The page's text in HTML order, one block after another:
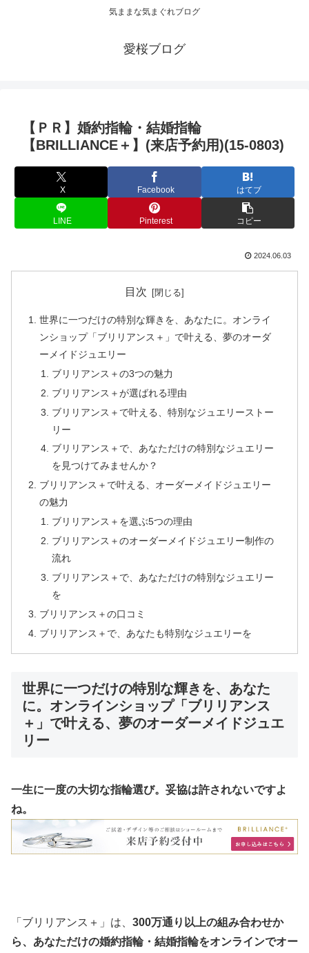
気ままな気まぐれブログ
愛桜ブログ
【ＰＲ】婚約指輪・結婚指輪
【BRILLIANCE＋】(来店予約用)(15-0803)
X Facebook はてブ
LINE Pinterest コピー
2024.06.03
目次
世界に一つだけの特別な輝きを、あなたに。オンライ
ンショップ「ブリリアンス＋」で叶える、夢のオーダ
ーメイドジュエリー
ブリリアンス＋の3つの魅力
ブリリアンス＋が選ばれる理由
ブリリアンス＋で叶える、特別なジュエリーストー
リー
ブリリアンス＋で、あなただけの特別なジュエリー
を見つけてみませんか？
ブリリアンス＋で叶える、オーダーメイドジュエリー
の魅力
ブリリアンス＋を選ぶ5つの理由
ブリリアンス＋のオーダーメイドジュエリー制作の
流れ
ブリリアンス＋で、あなただけの特別なジュエリー
を
ブリリアンス＋の口コミ
ブリリアンス＋で、あなたも特別なジュエリーを
世界に一つだけの特別な輝きを、あなた
に。オンラインショップ「ブリリアンス
＋」で叶える、夢のオーダーメイドジュエ
リー
一生に一度の大切な指輪選び。妥協は許されないですよ
ね。
「ブリリアンス＋」は、 300万通り以上の組み合わせか
ら、あなただけの婚約指輪・結婚指輪をオンラインでオー